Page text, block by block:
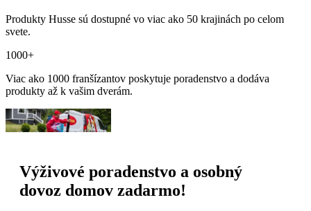
Produkty Husse sú dostupné vo viac ako 50 krajinách po celom
svete.
1000+
Viac ako 1000 franšízantov poskytuje poradenstvo a dodáva
produkty až k vašim dverám.
Výživové poradenstvo a osobný
dovoz domov zadarmo!